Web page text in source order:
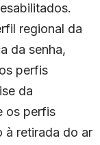
regional da
da senha,
perfis
da
os perfis
à retirada do ar